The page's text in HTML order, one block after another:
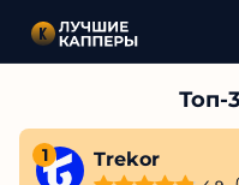
1 Trekor